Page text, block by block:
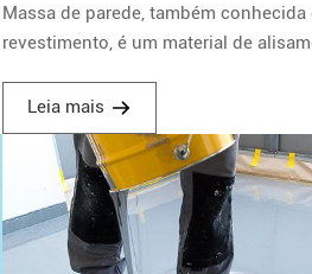
Massa de parede, também
revestimento, é um material de
externas. É usado para ocultar ou
defeitos na superfície do substrato
de aparência lisa.
Leia mais